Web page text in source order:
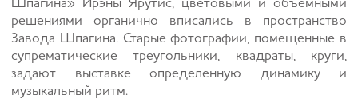
Шпагина» Ирэны Ярутис, цветовыми и объемными
решениями органично вписались в пространство
Завода Шпагина. Старые фотографии, помещенные в
супрематические треугольники, квадраты, круги,
задают выставке определенную динамику и
музыкальный ритм.